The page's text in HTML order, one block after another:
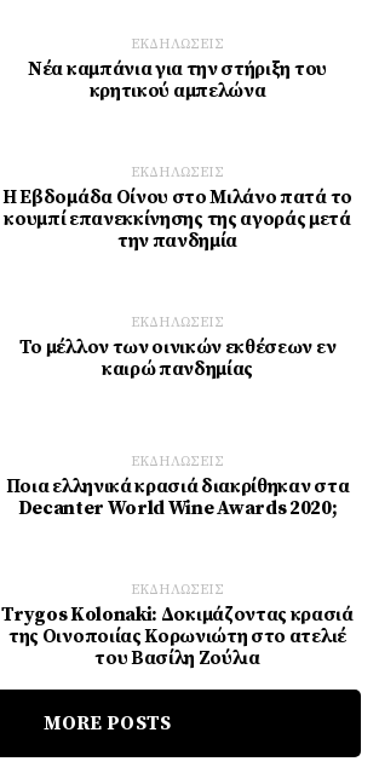
ΕΚΔΗΛΩΣΕΙΣ
Νέα καμπάνια για την στήριξη του
κρητικού αμπελώνα
ΕΚΔΗΛΩΣΕΙΣ
Η Εβδομάδα Οίνου στο Μιλάνο πατά το
κουμπί επανεκκίνησης της αγοράς μετά
την πανδημία
ΕΚΔΗΛΩΣΕΙΣ
Το μέλλον των οινικών εκθέσεων εν
καιρώ πανδημίας
ΕΚΔΗΛΩΣΕΙΣ
Ποια ελληνικά κρασιά διακρίθηκαν στα
Decanter World Wine Awards 2020;
ΕΚΔΗΛΩΣΕΙΣ
Trygos Kolonaki: Δοκιμάζοντας κρασιά
της Οινοποιίας Κορωνιώτη στο ατελιέ
του Βασίλη Ζούλια
MORE POSTS